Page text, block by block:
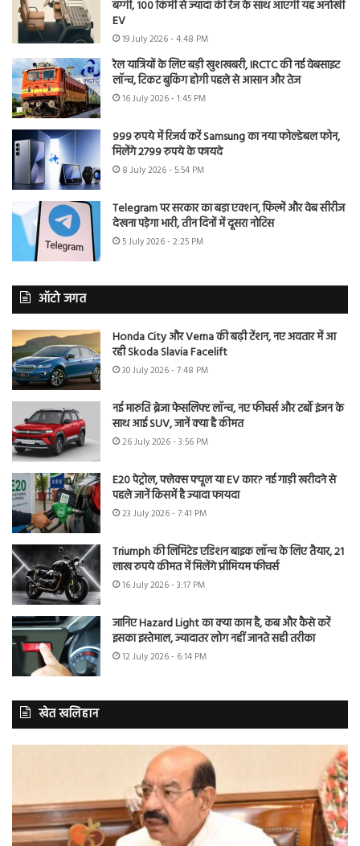
बग्गी, 100 किमी से ज्यादा की रेंज के साथ आएगी यह अनोखी
EV
19 July 2026 - 4:48 PM
रेल यात्रियों के लिए बड़ी खुशखबरी, IRCTC की नई वेबसाइट
लॉन्च, टिकट बुकिंग होगी पहले से आसान और तेज
16 July 2026 - 1:45 PM
999 रुपये में रिजर्व करें Samsung का नया फोल्डेबल फोन,
मिलेंगे 2799 रुपये के फायदे
8 July 2026 - 5:54 PM
Telegram पर सरकार का बड़ा एक्शन, फिल्में और वेब सीरीज
देखना पड़ेगा भारी, तीन दिनों में दूसरा नोटिस
5 July 2026 - 2:25 PM
ऑटो जगत
Honda City और Verna की बढ़ी टेंशन, नए अवतार में आ
रही Skoda Slavia Facelift
30 July 2026 - 7:48 PM
नई मारुति ब्रेजा फेसलिफ्ट लॉन्च, नए फीचर्स और टर्बो इंजन के
साथ आई SUV, जानें क्या है कीमत
26 July 2026 - 3:56 PM
E20 पेट्रोल, फ्लेक्स फ्यूल या EV कार? नई गाड़ी खरीदने से
पहले जानें किसमें है ज्यादा फायदा
23 July 2026 - 7:41 PM
Triumph की लिमिटेड एडिशन बाइक लॉन्च के लिए तैयार, 21
लाख रुपये कीमत में मिलेंगे प्रीमियम फीचर्स
16 July 2026 - 3:17 PM
जानिए Hazard Light का क्या काम है, कब और कैसे करें
इसका इस्तेमाल, ज्यादातर लोग नहीं जानते सही तरीका
12 July 2026 - 6:14 PM
खेत खलिहान